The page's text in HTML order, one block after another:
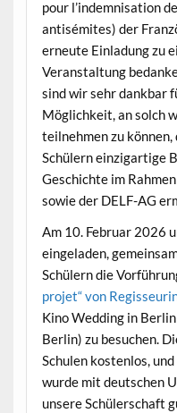
pour l’indemnisation
antisémites) der
erneute Einladung zu
Veranstaltung
sind wir sehr dankbar
Möglichkeit, an solch
teilnehmen zu können,
Schülern einzigartige
Geschichte im
sowie der DELF-AG
Am 10. Februar 2026
eingeladen,
Schülern die
projet“ von
Kino Wedding in
Berlin) zu besuchen.
Schulen kostenlos,
wurde mit deutschen
unsere Schülerschaft